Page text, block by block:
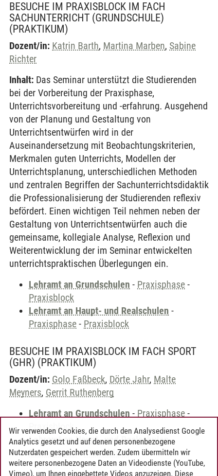
BESUCHE IM PRAXISBLOCK IM FACH
SACHUNTERRICHT (GRUNDSCHULE)
(PRAKTIKUM)
Dozent/in: Katrin Barth, Martina Marben, Sabine
Richter
Inhalt: Das Seminar unterstützt die Studierenden
bei der Vorbereitung der Praxisphase,
Unterrichtsvorbereitung und -erfahrung. Ausgehend
von der Planung und Gestaltung von
Unterrichtsentwürfen wird in der
Auseinandersetzung mit Beobachtungskriterien,
Merkmalen guten Unterrichts, Modellen der
Unterrichtsplanung, unterschiedlichen Methoden
und zentralen Begriffen der Sachunterrichtsdidaktik
die Professionalisierung der Studierenden reflexiv
befördert. Einen wichtigen Teil nehmen neben der
Gestaltung von Unterrichtsentwürfen auch die
gemeinsame, kollegiale Analyse, Reflexion und
Weiterentwicklung der im Seminar entwickelten
unterrichtspraktischen Überlegungen ein.
Lehramt an Grundschulen - Praxisphase -
Praxisblock
Lehramt an Haupt- und Realschulen -
Praxisphase - Praxisblock
BESUCHE IM PRAXISBLOCK IM FACH SPORT
(GHR) (PRAKTIKUM)
Dozent/in: Golo Faßbeck, Dörte Jahr, Malte
Meyners, Gerrit Ruthenberg
Lehramt an Grundschulen - Praxisphase -
Praxisblock
Lehramt an Haupt- und Realschulen-
Praxisphase-Praxisblock
Wir verwenden Cookies, die durch den Analysedienst Google
Analytics gesetzt und auf denen personenbezogene
Nutzerdaten gespeichert werden. Zudem übermitteln wir
weitere personenbezogene Daten an Videodienste (YouTube,
Vimeo), um Ihnen eingebettete Videos anzuzeigen. Diese